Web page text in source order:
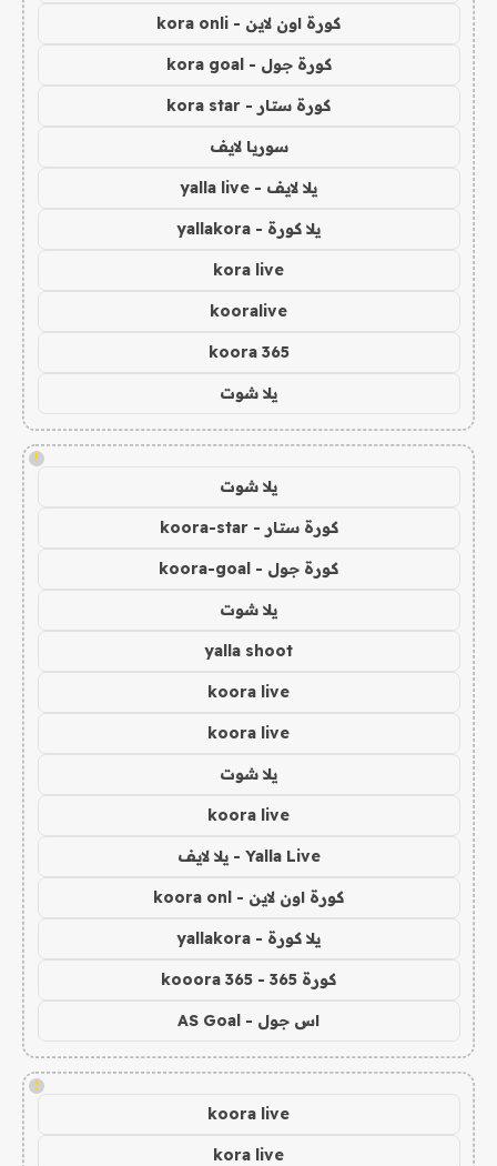
كورة اون لاين - kora onli
كورة جول - kora goal
كورة ستار - kora star
سوريا لايف
يلا لايف - yalla live
يلا كورة - yallakora
kora live
kooralive
koora 365
يلا شوت
!
يلا شوت
كورة ستار - koora-star
كورة جول - koora-goal
يلا شوت
yalla shoot
koora live
koora live
يلا شوت
koora live
Yalla Live - يلا لايف
كورة اون لاين - koora onl
يلا كورة - yallakora
كورة 365 - kooora 365
اس جول - AS Goal
!
koora live
kora live